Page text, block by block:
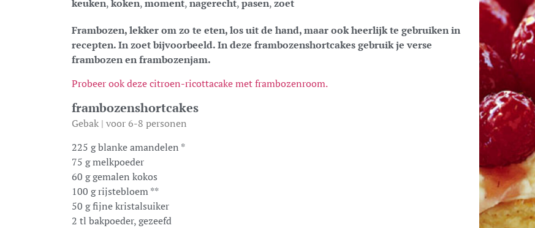
keuken,koken,moment,nagerecht,pasen,zoet
Frambozen, lekker om zo te eten, los uit de hand, maar ook heerlijk te gebruiken in
recepten. In zoet bijvoorbeeld. In deze frambozenshortcakes gebruik je verse
frambozen en frambozenjam.
Probeer ook deze citroen-ricottacake met frambozenroom.
frambozenshortcakes
Gebak | voor 6-8 personen
225 g blanke amandelen *
75 g melkpoeder
60 g gemalen kokos
100 g rijstebloem **
50 g fijne kristalsuiker
2 tl bakpoeder, gezeefd